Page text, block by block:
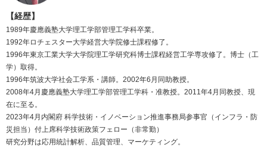
【経歴】
1989年慶應義塾大学理工学部管理工学科卒業。
1992年ロチェスター大学経営大学院修士課程修了。
1996年東京工業大学大学院理工学研究科博士課程経営工学専攻修了。博士（工
学）取得。
1996年筑波大学社会工学系・講師。2002年6月同助教授。
2008年4月慶應義塾大学理工学部管理工学科・准教授。2011年4月同教授、現
在に至る。
2023年4月内閣府 科学技術・イノベーション推進事務局参事官（インフラ・防
災担当）付上席科学技術政策フェロー（非常勤）
研究分野は応用統計解析、品質管理、マーケティング。